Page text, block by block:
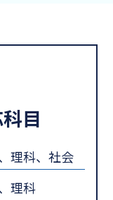
目
理科、社会
理科